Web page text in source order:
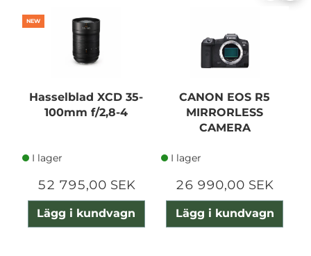
NEW
Hasselblad XCD 35-
100mm f/2,8-4
I lager
52 795,00 SEK
Lägg i kundvagn
CANON EOS R5
MIRRORLESS
CAMERA
I lager
26 990,00 SEK
Lägg i kundvagn